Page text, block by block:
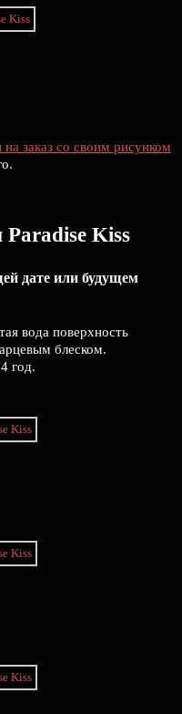
заказ со своим рисунком
Kiss
дате или будущем
вода поверхность
блеском.
год.